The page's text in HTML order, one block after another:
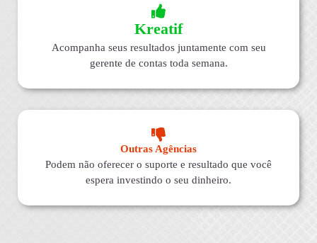
Kreatif
Acompanha seus resultados juntamente com seu
gerente de contas toda semana.
Outras Agências
Podem não oferecer o suporte e resultado que você
espera investindo o seu dinheiro.